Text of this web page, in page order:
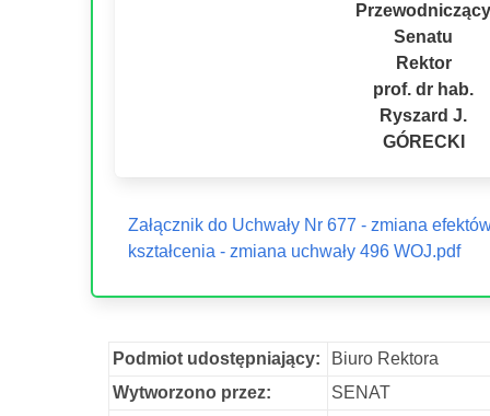
Przewodniczący
Senatu
Rektor
prof. dr hab.
Ryszard J.
GÓRECKI
Załącznik do Uchwały Nr 677 - zmiana
kształcenia - zmiana uchwały 496 WOJ.pdf
Podmiot udostępniający:
Biuro Rektora
Wytworzono przez:
SENAT